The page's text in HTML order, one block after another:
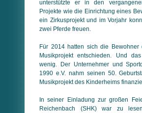
unterstützte er in den
Projekte wie die Einrichtung eines
ein Zirkusprojekt und im Vorjahr
zwei Pferde freuen.
Für 2014 hatten sich die Bewohner
Musikprojekt entschieden. Und
wenig. Der Unternehmer und
1990 e.V. nahm seinen 50.
Musikprojekt des Kinderheims
In seiner Einladung zur großen
Reichenbach (SHK) war zu